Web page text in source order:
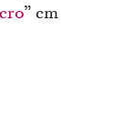
” em